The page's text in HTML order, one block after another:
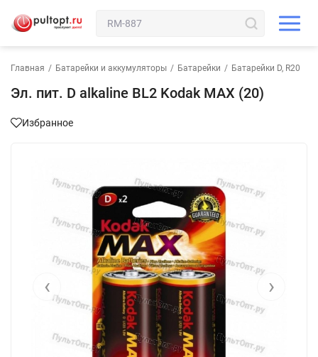
Главная / Батарейки и аккумуляторы / Батарейки / Батарейки D, R20
Эл. пит. D alkaline BL2 Kodak MAX (20)
Избранное
‹ ›